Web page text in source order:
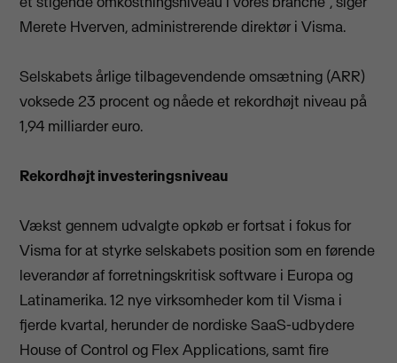
Merete Hverven, administrerende direktør i Visma.
Selskabets årlige tilbagevendende omsætning (ARR)
voksede 23 procent og nåede et rekordhøjt niveau på
1,94 milliarder euro.
Rekordhøjt investeringsniveau
Vækst gennem udvalgte opkøb er fortsat i fokus for
Visma for at styrke selskabets position som en førende
leverandør af forretningskritisk software i Europa og
Latinamerika. 12 nye virksomheder kom til Visma i
fjerde kvartal, herunder de nordiske SaaS-udbydere
House of Control og Flex Applications, samt fire